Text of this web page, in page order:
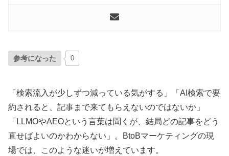
参考になった 0
「検索流入が少しずつ減っている気がする」「AI検索で要
約されると、記事まで来てもらえないのではないか」
「LLMOやAEOという言葉は聞くが、結局どの記事をどう
直せばよいのかわからない」。BtoBマーケティングの現
場では、このような迷いが増えています。